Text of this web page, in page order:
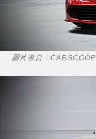
圖片來自：CARSCOOP